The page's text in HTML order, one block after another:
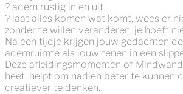
? adem rustig in en uit
? laat alles komen wat komt, wees er
zonder te willen veranderen, je hoeft
Na een tijdje krijgen jouw gedachten
ademruimte als jouw tenen in een
Deze afleidingsmomenten of
heet, helpt om nadien beter te kunnen
creatiever te denken.